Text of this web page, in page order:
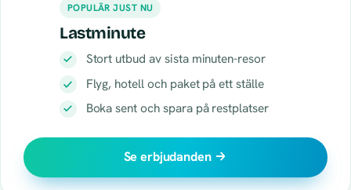
POPULÄR JUST NU
Lastminute
Stort utbud av sista minuten-resor
Flyg, hotell och paket på ett ställe
Boka sent och spara på restplatser
Se erbjudanden